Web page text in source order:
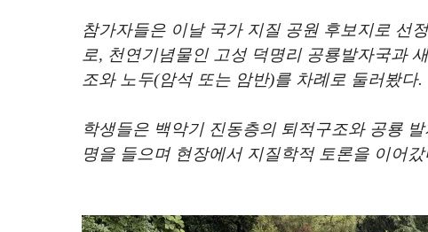
참가자들은 이날 국가 지질 공원 후보지로 선
로, 천연기념물인 고성 덕명리 공룡발자국과
조와 노두(암석 또는 암반)를 차례로 둘러봤다.
학생들은 백악기 진동층의 퇴적구조와 공룡
명을 들으며 현장에서 지질학적 토론을 이어갔